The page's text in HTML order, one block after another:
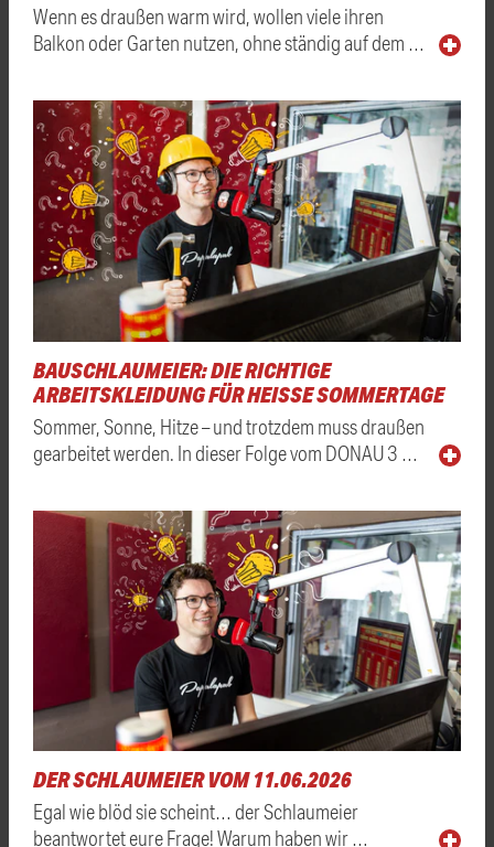
Wenn es draußen warm wird, wollen viele ihren
Balkon oder Garten nutzen, ohne ständig auf dem …
BAUSCHLAUMEIER: DIE RICHTIGE
ARBEITSKLEIDUNG FÜR HEISSE SOMMERTAGE
Sommer, Sonne, Hitze – und trotzdem muss draußen
gearbeitet werden. In dieser Folge vom DONAU 3 …
DER SCHLAUMEIER VOM 11.06.2026
Egal wie blöd sie scheint… der Schlaumeier
beantwortet eure Frage! Warum haben wir …